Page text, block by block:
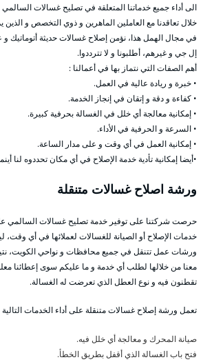
الى أداء جميع خدماتنا المتعلقة في تصليح غسالات
خلال تعاقدنا مع العاملين الماهرين و ذوي التخصص و الذين
في مجال الهمل هذا، نؤمن إصلاح غسالات حديثة أتوماتيك
إل جي و غيرهم، أطلبونا و لا تترددوا.
أهم الصفات التي نتماز بها في أعمالنا :
• خبرة و ريادة عالية في العمل.
• كفاءة و دقة و إتقان في إنجاز الخدمة.
• إمكانية معالجة أي خلل في الغسالة بحرفية كبيرة.
• السرعة و الحرفية في الأداء.
• إمكانية العمل في أي وقت و على مدار الساعة.
•أيضا إمكانية تأدية خدمة الإصلاح في أي مكان تحددوه لنا
ورشة اصلاح غسالات متنقلة
حرصت شركتنا على توفير خدمة تصليح غسالات السالمي
خدمات الإصلاح أو الصيانة للغسالات لعملائها في أي وقت،
ورشات عمل تتنقل في جميع محافظات و نواحي الكويت،
معنا من خلالها لطلب أي خدمة و ما عليكم سوى إعطائنا
تقطنون فيه و نوع العطل الذي تعرضت له الغسالة.
تعمل ورشة إصلاح غسالات متنقلة على أداء الخدمات التالية
صيانة المحرك و معالجة أي خلل فيه.
فتح باب الغسالة الذي أقفل بطريق الخطأ.